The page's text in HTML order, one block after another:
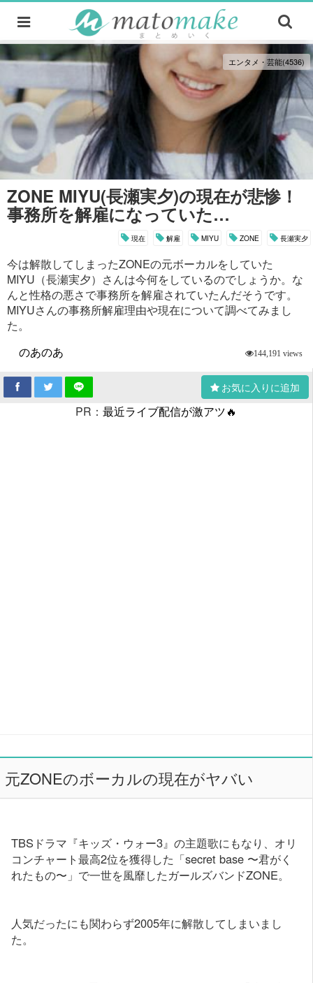
エンタメ・芸能(4536)
ZONE MIYU(長瀬実夕)の現在が悲惨！
事務所を解雇になっていた…
現在 解雇 MIYU ZONE 長瀬実夕
今は解散してしまったZONEの元ボーカルをしていた
MIYU（長瀬実夕）さんは今何をしているのでしょうか。な
んと性格の悪さで事務所を解雇されていたんだそうです。
MIYUさんの事務所解雇理由や現在について調べてみまし
た。
のあのあ
144,191 views
お気に入りに追加
PR： 最近ライブ配信が激アツ🔥
元ZONEのボーカルの現在がヤバい
TBSドラマ『キッズ・ウォー3』の主題歌にもなり、オリ
コンチャート最高2位を獲得した「secret base 〜君がく
れたもの〜」で一世を風靡したガールズバンドZONE。
人気だったにも関わらず2005年に解散してしまいまし
た。